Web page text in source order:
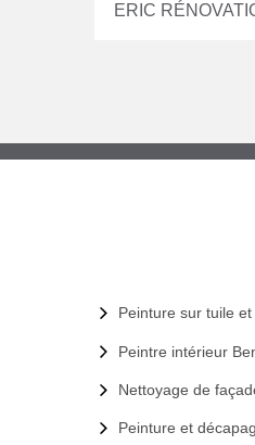
ERIC
Peinture sur tuile
Peintre intérieur
Nettoyage de
Peinture et